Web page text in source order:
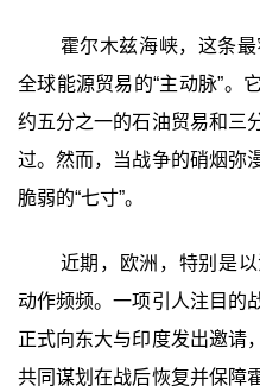
霍尔木兹海峡，这条
全球能源贸易的“主动脉”。
约五分之一的石油贸易和三
过。然而，当战争的硝烟弥
脆弱的“七寸”。
近期，欧洲，特别是
动作频频。一项引人注目的
正式向东大与印度发出邀请
共同谋划在战后恢复并保障